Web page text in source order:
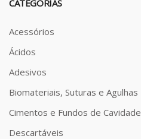
CATEGORIAS
Acessórios
Ácidos
Adesivos
Biomateriais, Suturas e Agulhas
Cimentos e Fundos de Cavidade
Descartáveis